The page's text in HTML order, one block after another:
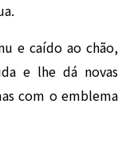
e caído ao chão,
e lhe dá novas
com o emblema